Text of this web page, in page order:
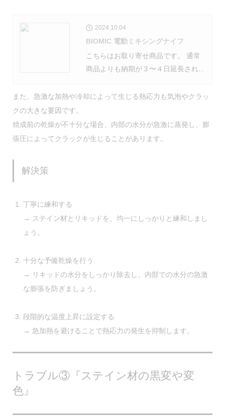
2024.10.04
BIOMIC 電動ミキシングナイフ
こちらはお取り寄せ商品です。 通常
商品よりも納期が３〜４日延長され...
また、急激な加熱や冷却によって生じる熱応力も気泡やクラッ
クの大きな要因です。
焼成前の乾燥が不十分な場合、内部の水分が急激に蒸発し、膨
張圧によってクラックが生じることがあります。
解決策
丁寧に練和する
→ ステイン材とリキッドを、均一にしっかりと練和しまし
ょう。
十分な予備乾燥を行う
→ リキッドの水分をしっかり除去し、内部での水分の急激
な膨張を防ぎましょう。
段階的な温度上昇に設定する
→ 急加熱を避けることで熱応力の発生を抑制します。
トラブル③『ステイン材の黒変や変
色』